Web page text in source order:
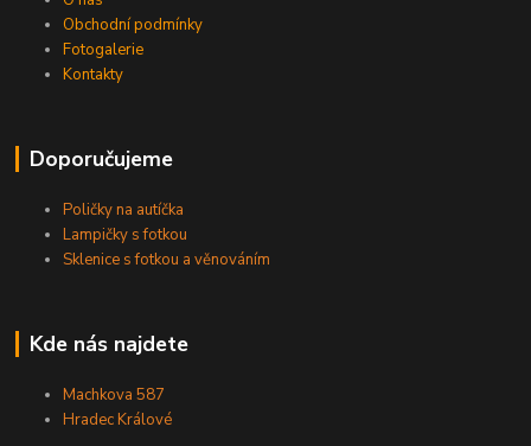
Obchodní podmínky
Fotogalerie
Kontakty
Doporučujeme
Poličky na autíčka
Lampičky s fotkou
Sklenice s fotkou a věnováním
Kde nás najdete
Machkova 587
Hradec Králové